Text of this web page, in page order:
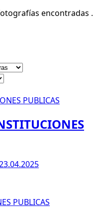
encontradas .
PUBLICAS